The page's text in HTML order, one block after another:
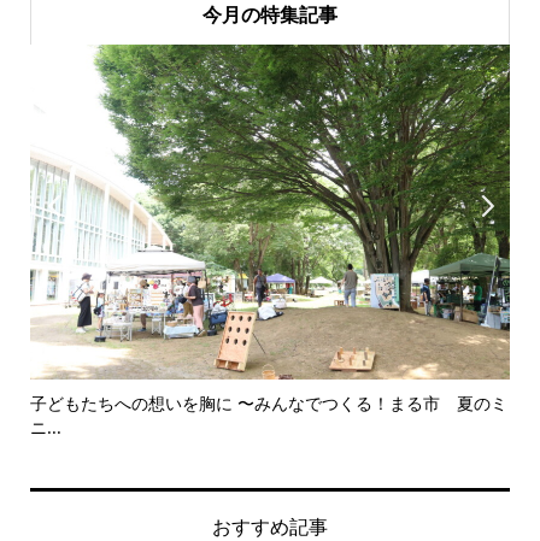
今月の特集記事

子どもたちへの想いを胸に 〜みんなでつくる！まる市 夏のミ
ニ...

おすすめ記事